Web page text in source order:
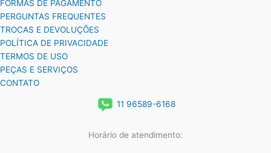
FORMAS DE PAGAMENTO
PERGUNTAS FREQUENTES
TROCAS E DEVOLUÇÕES
POLÍTICA DE PRIVACIDADE
TERMOS DE USO
PEÇAS E SERVIÇOS
CONTATO
11 96589-6168
Horário de atendimento: